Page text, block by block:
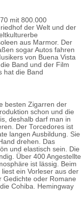
mit 800.000
der Welt und der
aus Marmor. Der
sogar Autos fahren
von Buena Vista
Band und der Film
hat die Band
besten Zigarren der
schon und die
deshalb darf man in
Der Torcedores ist
langen Ausbildung. Sie
drehen. Das
und elastisch sein. Die
Über 400 Angestellte
ist lässig. Beim
ein Vorleser aus der
Gedichte oder Romane
Cohiba. Hemingway